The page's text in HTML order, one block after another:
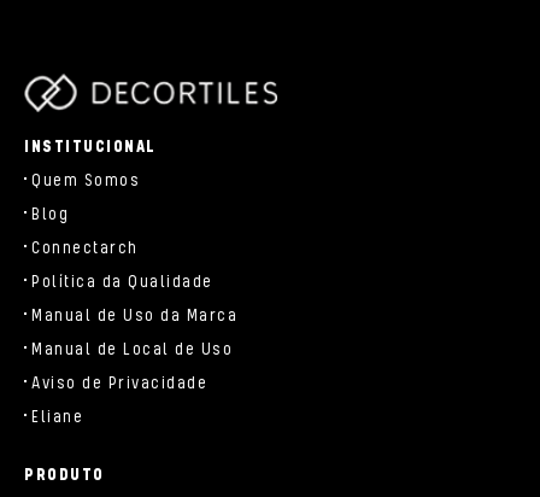
INSTITUCIONAL
Quem Somos
Blog
Connectarch
Política da Qualidade
Manual de Uso da Marca
Manual de Local de Uso
Aviso de Privacidade
Eliane
PRODUTO